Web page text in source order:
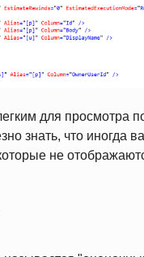
для просмотра
знать, что иногда
не